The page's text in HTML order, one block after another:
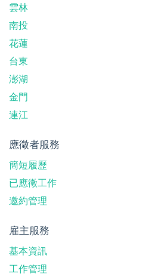
雲林
南投
花蓮
台東
澎湖
金門
連江
應徵者服務
簡短履歷
已應徵工作
邀約管理
雇主服務
基本資訊
工作管理